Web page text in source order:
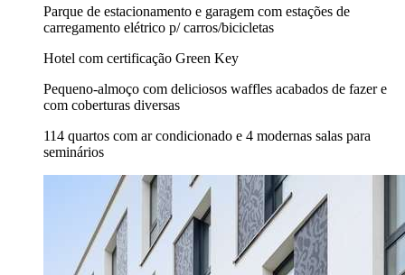
Parque de estacionamento e garagem com estações de
carregamento elétrico p/ carros/bicicletas
Hotel com certificação Green Key
Pequeno-almoço com deliciosos waffles acabados de fazer e
com coberturas diversas
114 quartos com ar condicionado e 4 modernas salas para
seminários